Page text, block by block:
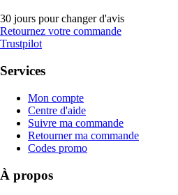
30 jours pour changer d'avis
Retournez votre commande
Trustpilot
Services
Mon compte
Centre d'aide
Suivre ma commande
Retourner ma commande
Codes promo
À propos